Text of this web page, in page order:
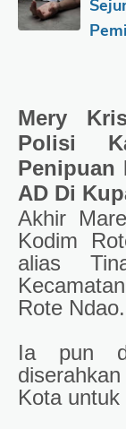
Mery
Polisi
Penipuan
AD Di
Akhir
Kodim
alias
Rote Ndao.
Ia pun
Kota